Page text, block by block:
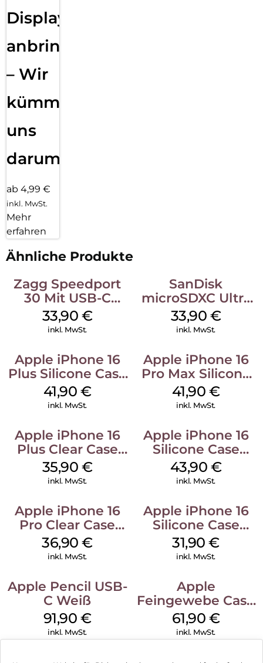
Displayfolie
anbringen
– Wir
kümmern
uns
darum!
ab 4,99 €
inkl. MwSt.
Mehr
erfahren
Ähnliche Produkte
Zagg Speedport
30 Mit USB-C
Kabel Weiß
33,90 €
inkl. MwSt.
SanDisk
microSDXC Ultra
128 GB + Adapter
Mobile
33,90 €
inkl. MwSt.
Apple iPhone 16
Plus Silicone Case
MagSafe Stone
Gray
41,90 €
inkl. MwSt.
Apple iPhone 16
Pro Max Silicone
Case MagSafe
Ultramarine
41,90 €
inkl. MwSt.
Apple iPhone 16
Plus Clear Case
MagSafe
Transparent
35,90 €
inkl. MwSt.
Apple iPhone 16
Silicone Case
MagSafe Plum
43,90 €
inkl. MwSt.
Apple iPhone 16
Pro Clear Case
MagSafe
Transparent
36,90€
inkl. MwSt.
Apple iPhone 16
Silicone Case
MagSafe Fuchsia
31,90€
inkl. MwSt.
Apple Pencil USB-
C Weiß
91,90 €
inkl. MwSt.
Apple
Feingewebe Case
iPhone 15 Pro
MagSafe Schwarz
61,90 €
inkl. MwSt.